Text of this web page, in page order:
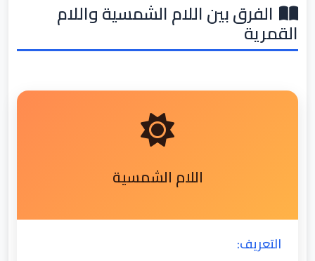
الفرق بين اللام الشمسية واللام
القمرية
اللام الشمسية
التعريف: